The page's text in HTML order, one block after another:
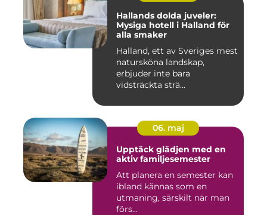
Hallands dolda juveler:
Mysiga hotell i Halland för
alla smaker
Halland, ett av Sveriges mest
natursköna landskap,
erbjuder inte bara
vidsträckta strä...
06. maj
Upptäck glädjen med en
aktiv familjesemester
Att planera en semester kan
ibland kännas som en
utmaning, särskilt när man
förs...